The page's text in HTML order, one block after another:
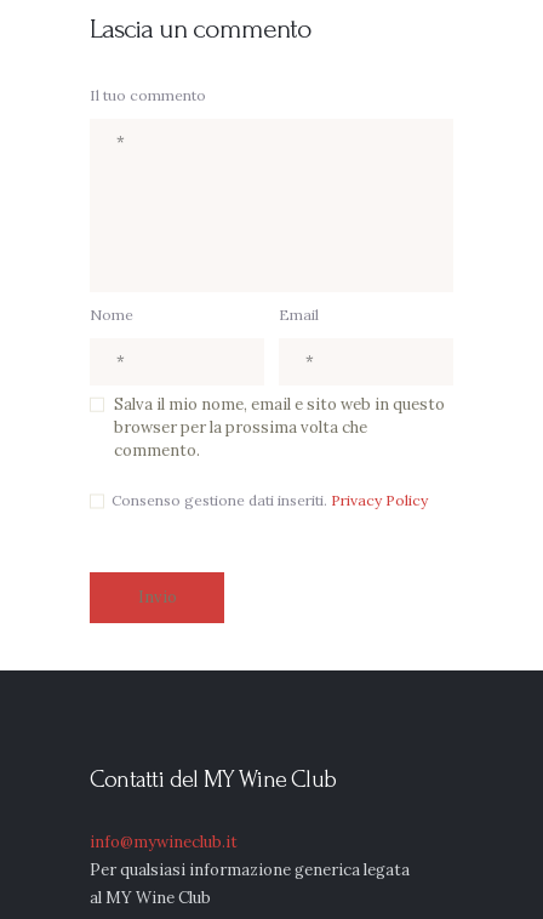
Lascia un commento
Il tuo commento
Nome Email
Salva il mio nome, email e sito web in questo
browser per la prossima volta che
commento.
Consenso gestione dati inseriti. Privacy Policy
Contatti del MY Wine Club
info@mywineclub.it
Per qualsiasi informazione generica legata
al MY Wine Club